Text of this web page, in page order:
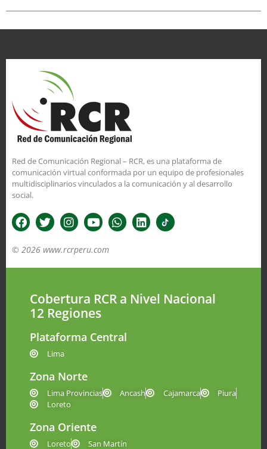
Red de Comunicación Regional – RCR, es una plataforma de
comunicación virtual conformada por un equipo de profesionales
multidisciplinarios vinculados a la comunicación y al desarrollo
social.
© 2026 www.rcrperu.com
Cobertura RCR a Nivel Nacional
12 Regiones
Plataforma Central
Lima
Zona Norte
Lima Provincias Ancash Cajamarca
Piura
Loreto
Zona Oriente
Loreto San Martín